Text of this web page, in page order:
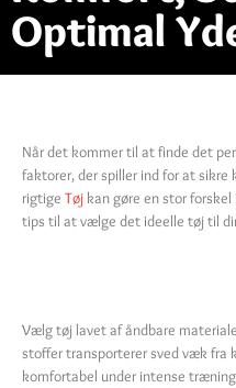
Optimal
Når det kommer til at finde det
faktorer, der spiller ind for at
rigtige Tøj kan gøre en stor
tips til at vælge det ideelle tøj til
Vælg tøj lavet af åndbare
stoffer transporterer sved væk fra
komfortabel under intense